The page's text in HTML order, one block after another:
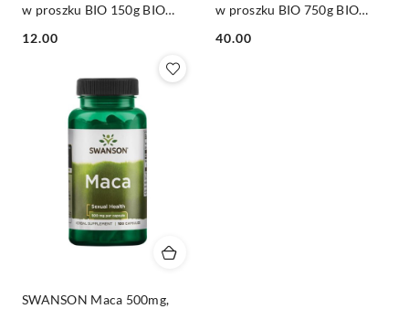
w proszku BIO 150g BIO
Cena:
12.00
w proszku BIO 750g BIO
Cena:
40.00
SWANSON Maca 500mg,